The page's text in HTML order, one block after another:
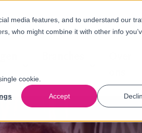
media features, and to understand our
who might combine it with other info
cookie.
Accept